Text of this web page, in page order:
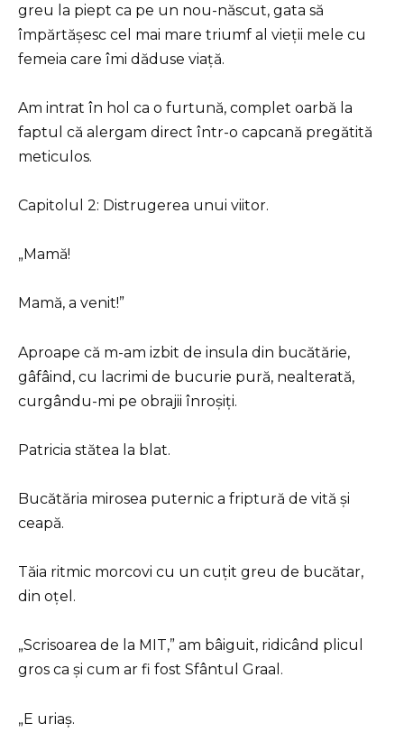
greu la piept ca pe un nou-născut, gata să
împărtășesc cel mai mare triumf al vieții mele cu
femeia care îmi dăduse viață.
Am intrat în hol ca o furtună, complet oarbă la
faptul că alergam direct într-o capcană pregătită
meticulos.
Capitolul 2: Distrugerea unui viitor.
„Mamă!
Mamă, a venit!”
Aproape că m-am izbit de insula din bucătărie,
gâfâind, cu lacrimi de bucurie pură, nealterată,
curgându-mi pe obrajii înroșiți.
Patricia stătea la blat.
Bucătăria mirosea puternic a friptură de vită și
ceapă.
Tăia ritmic morcovi cu un cuțit greu de bucătar,
din oțel.
„Scrisoarea de la MIT,” am bâiguit, ridicând plicul
gros ca și cum ar fi fost Sfântul Graal.
„E uriaș.